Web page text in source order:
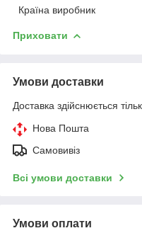
Країна виробник
Приховати
Умови доставки
Доставка здійснюється
Нова Пошта
Самовивіз
Всі умови доставки
Умови оплати